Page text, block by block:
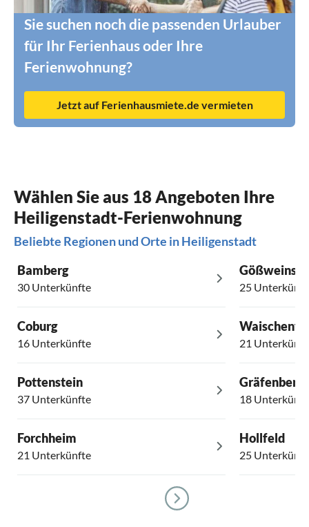
Sie suchen noch die passenden Urlauber
für Ihr Ferienhaus oder Ihre
Ferienwohnung?
Jetzt auf Ferienhausmiete.de vermieten
Wählen Sie aus 18 Angeboten Ihre
Heiligenstadt-Ferienwohnung
Beliebte Regionen und Orte in Heiligenstadt
Bamberg
30 Unterkünfte
Coburg
16 Unterkünfte
Pottenstein
37 Unterkünfte
Forchheim
21 Unterkünfte
25
21
Gräfenberg
18
Hollfeld
25